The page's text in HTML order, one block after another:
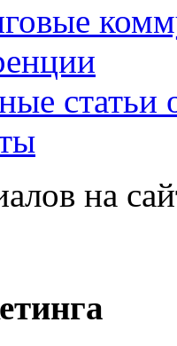
статьи
на